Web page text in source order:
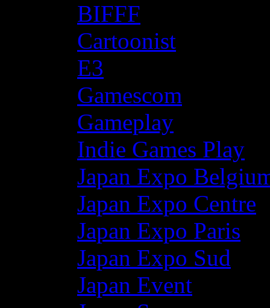
BIFFF
Cartoonist
E3
Gamescom
Gameplay
Indie Games Play
Japan Expo
Japan Expo Centre
Japan Expo Paris
Japan Expo Sud
Japan Event